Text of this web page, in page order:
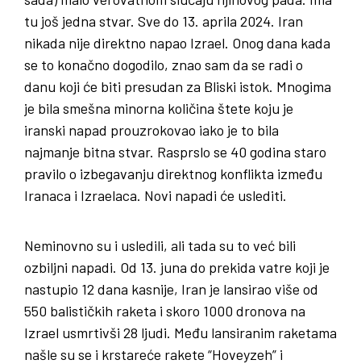
tu još jedna stvar. Sve do 13. aprila 2024. Iran
nikada nije direktno napao Izrael. Onog dana kada
se to konačno dogodilo, znao sam da se radi o
danu koji će biti presudan za Bliski istok. Mnogima
je bila smešna minorna količina štete koju je
iranski napad prouzrokovao iako je to bila
najmanje bitna stvar. Rasprslo se 40 godina staro
pravilo o izbegavanju direktnog konflikta između
Iranaca i Izraelaca. Novi napadi će uslediti.
Neminovno su i usledili, ali tada su to već bili
ozbiljni napadi. Od 13. juna do prekida vatre koji je
nastupio 12 dana kasnije, Iran je lansirao više od
550 balističkih raketa i skoro 1000 dronova na
Izrael usmrtivši 28 ljudi. Među lansiranim raketama
našle su se i krstareće rakete “Hoveyzeh” i